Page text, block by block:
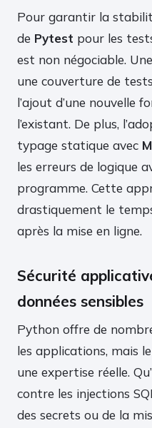
Pour garantir la
de Pytest pour les
est non négociable.
une couverture de
l’ajout d’une nouvelle
l’existant. De plus,
typage statique avec
les erreurs de logique
programme. Cette
drastiquement le
après la mise en ligne.
Sécurité
données sensibles
Python offre de
les applications, mais
une expertise réelle.
contre les injections
des secrets ou de la